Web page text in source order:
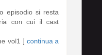
episodio si resta
con cui il cast
vol1 [ continua a